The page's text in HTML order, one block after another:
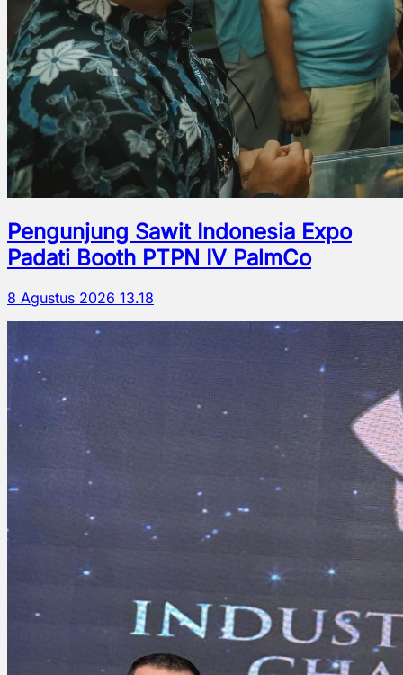
Pengunjung Sawit Indonesia Expo
Padati Booth PTPN IV PalmCo
8 Agustus 2026 13.18